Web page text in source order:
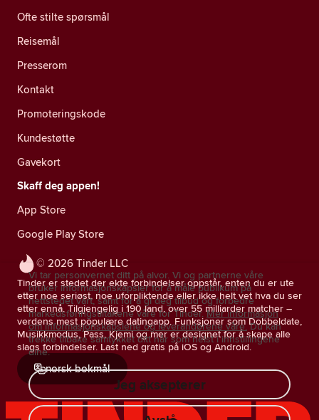
© 2026 Tinder LLC
Tinder er stedet der ekte forbindelser oppstår, enten du er ute
etter noe seriøst, noe uforpliktende eller ikke helt vet hva du ser
etter ennå. Tilgjengelig i 190 land, over 55 milliarder matcher –
verdens mest populære datingapp. Funksjoner som Dobbeldate,
Musikkmodus, Pass, Kjemi og mer er designet for å skape alle
slags forbindelser. Last ned gratis på iOS og Android.
norsk bokmål
Ofte stilte spørsmål
Reisemål
Presserom
Kontakt
Promoteringskode
Kundestøtte
Gavekort
Skaff deg appen!
App Store
Google Play Store
Vi tar personvernet ditt på alvor. Vi og partnerne våre
bruker informasjonskapsler for å måle publikum på
nettstedet vårt, samt for å gi deg tilbud og forbedre
markedsføringstiltakene våre for Tinder. Mer informasjon
om informasjonskapslene og leverandørene våre. Du kan
trekke tilbake samtykket ditt når som helst i innstillingene
dine.
Jeg aksepterer